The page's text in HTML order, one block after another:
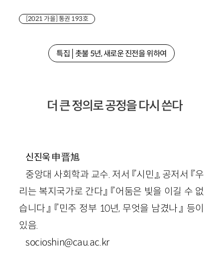
[2021 가을] 통권 193호
특집│촛불 5년, 새로운 진전을 위하여
더 큰 정의로 공정을 다시 쓴다
신진욱申晋旭
중앙대 사회학과 교수. 저서 『시민』, 공저서 『우
리는 복지국가로 간다』 『어둠은 빛을 이길 수 없
습니다』 『민주 정부 10년, 무엇을 남겼나』 등이
있음.
socioshin@cau.ac.kr